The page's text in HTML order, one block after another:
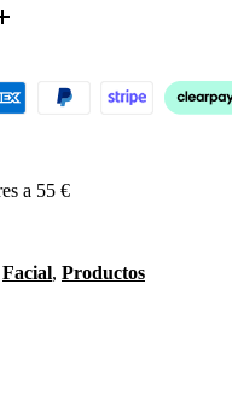
a 55 €
Facial, Productos